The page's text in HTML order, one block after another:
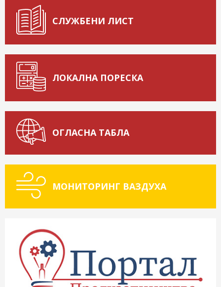
СЛУЖБЕНИ ЛИСТ
ЛОКАЛНА ПОРЕСКА
ОГЛАСНА ТАБЛА
МОНИТОРИНГ ВАЗДУХА